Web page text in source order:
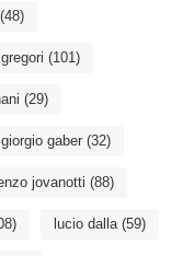
(48)
(101)
(29)
giorgio gaber(32)
jovanotti (88)
lucio dalla(59)